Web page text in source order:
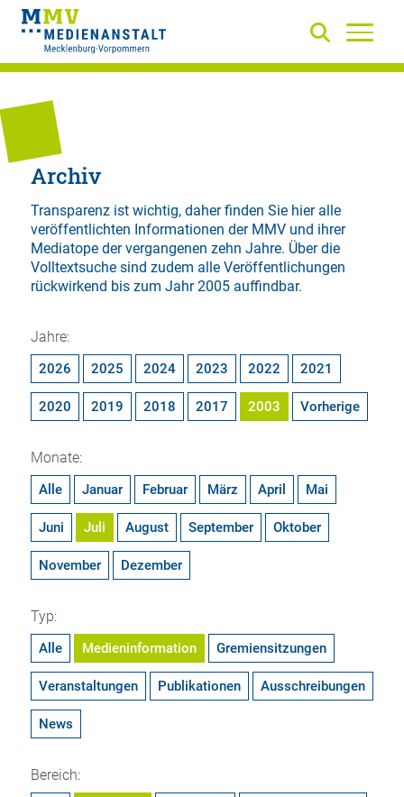
Archiv
Transparenz ist wichtig, daher finden Sie hier alle
veröffentlichten Informationen der MMV und ihrer
Mediatope der vergangenen zehn Jahre. Über die
Volltextsuchesind zudem alle Veröffentlichungen
rückwirkend bis zum Jahr 2005 auffindbar.
Jahre:
2026 2025 2024 2023 2022 2021
2020 2019 2018 2017 2003 Vorherige
Monate:
Alle Januar Februar März April Mai
Juni Juli August September Oktober
November Dezember
Typ:
Alle Medieninformation Gremiensitzungen
Veranstaltungen Publikationen Ausschreibungen
News
Bereich: